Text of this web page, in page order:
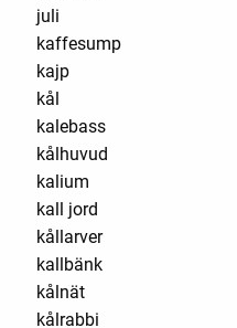
juli
kaffesump
kajp
kål
kalebass
kålhuvud
kalium
kall jord
kållarver
kallbänk
kålnät
kålrabbi